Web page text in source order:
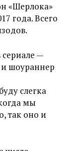
«Шерлока»
года. Всего
—
шоураннер
слегка
мы
так оно и